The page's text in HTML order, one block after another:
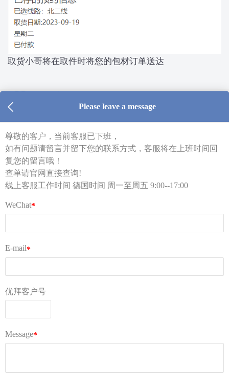
取货小哥将在取件时将您的包材订单送达
仓库及线上客服工作时间 周一至周五 9:00-18:00
Tel：0213 1206 1981（德国仓库，只受理库内异常件
查询）
Tel：0155 6018 1888（只受理投诉）
发票请自行在网站
© 广州优拜科技有限公司
常见问题